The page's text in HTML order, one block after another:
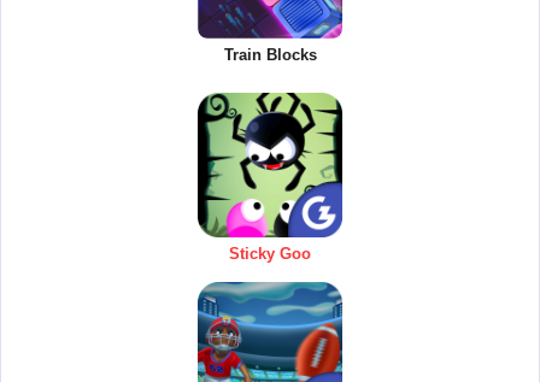
Train Blocks
Sticky Goo